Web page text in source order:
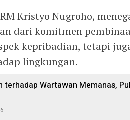
Kristyo Nugroho,
dari komitmen
kepribadian, tetapi
lingkungan.
terhadap Wartawan Memanas,